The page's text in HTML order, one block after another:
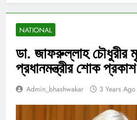
NATIONAL
ডা. জাফরুল্লাহ চৌধুরীর
প্রধানমন্ত্রীর শোক প্রকাশ
Admin_bhashwakar 3 Years Ago